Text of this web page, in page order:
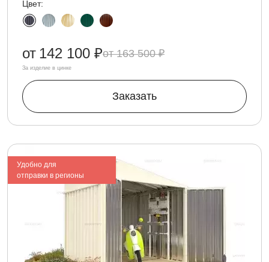
Цвет:
163 500 ₽
от 142 100 ₽
За изделие в цинке
Заказать
Удобно для
отправки в регионы